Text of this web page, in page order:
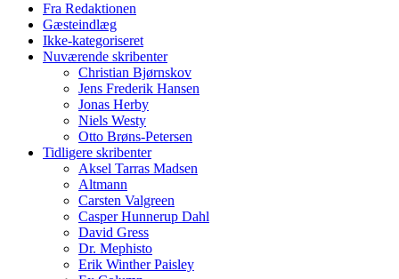
Fra Redaktionen
Gæsteindlæg
Ikke-kategoriseret
Nuværende skribenter
Christian Bjørnskov
Jens Frederik Hansen
Jonas Herby
Niels Westy
Otto Brøns-Petersen
Tidligere skribenter
Aksel Tarras Madsen
Altmann
Carsten Valgreen
Casper Hunnerup Dahl
David Gress
Dr. Mephisto
Erik Winther Paisley